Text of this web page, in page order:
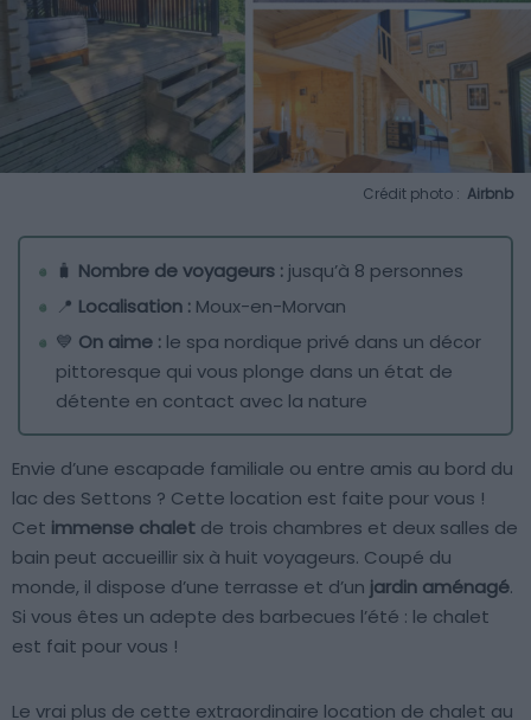
Crédit photo : Airbnb
🧳 Nombre de voyageurs : jusqu’à 8 personnes
📍 Localisation : Moux-en-Morvan
💙 On aime : le spa nordique privé dans un décor
pittoresque qui vous plonge dans un état de
détente en contact avec la nature
Envie d’une escapade familiale ou entre amis au bord du
lac des Settons ? Cette location est faite pour vous !
Cet immense chalet de trois chambres et deux salles de
bain peut accueillir six à huit voyageurs. Coupé du
monde, il dispose d’une terrasse et d’un jardin aménagé.
Si vous êtes un adepte des barbecues l’été : le chalet
est fait pour vous !
Le vrai plus de cette extraordinaire location de chalet au